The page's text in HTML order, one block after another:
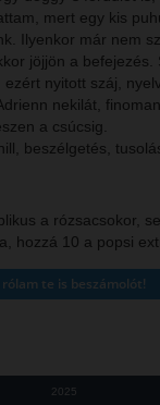
mert egy kis
Ilyenkor már nem
jöjjön a befejezés.
nyitott száj,
nekilát,
a csúcsig.
beszélgetés,
a rózsacsokor,
hozzá 10 a popsi
2025